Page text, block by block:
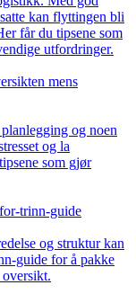
kan flyttingen bli
får du tipsene som
utfordringer.
mens
og noen
og la
som gjør
trinn-guide
og struktur kan
guide for å pakke